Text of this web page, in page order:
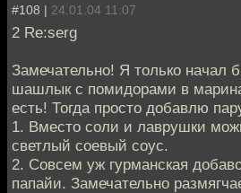
#108 | 24.01.04 11:07
2 Re:serg
Замечательно! Я только начал
шашлык с помидорами в
есть! Тогда просто добавлю
1. Вместо соли и лаврушки
светлый соевый соус.
2. Совсем уж гурманская
папайи. Замечательно